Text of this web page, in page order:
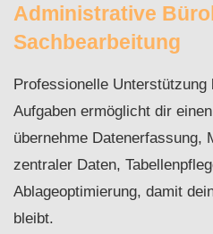
Administrative
Sachbearbeitung
Professionelle
Aufgaben ermöglicht dir
übernehme Datenerfassung,
zentraler Daten,
Ablageoptimierung, damit
bleibt.